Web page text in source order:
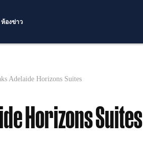
ห้องข่าว
Adelaide Horizons Suites
Horizons Suites